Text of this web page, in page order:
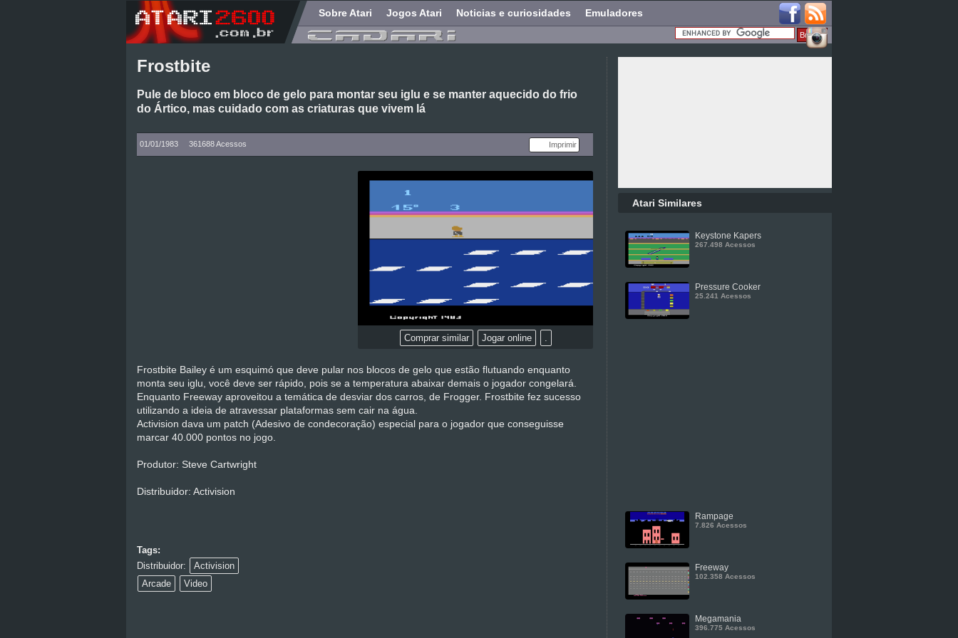
Sobre Atari Jogos Atari Noticias e curiosidades Emuladores
Frostbite
Pule de bloco em bloco de gelo para montar seu iglu e se manter aquecido do frio
do Ártico, mas cuidado com as criaturas que vivem lá
01/01/1983 361688 Acessos Imprimir
Comprar similar Jogar online
Frostbite Bailey é um esquimó que deve pular nos blocos de gelo que estão flutuando enquanto
monta seu iglu, você deve ser rápido, pois se a temperatura abaixar demais o jogador congelará.
Enquanto Freeway aproveitou a temática de desviar dos carros, de Frogger. Frostbite fez sucesso
utilizando a ideia de atravessar plataformas sem cair na água.
Activision dava um patch (Adesivo de condecoração) especial para o jogador que conseguisse
marcar 40.000 pontos no jogo.
Produtor: Steve Cartwright
Distribuidor: Activision
Tags:
Distribuidor:
Activision
Arcade
Video
Atari Similares
Keystone Kapers
267.498 Acessos
Pressure Cooker
25.241 Acessos
Rampage
7.826 Acessos
Freeway
102.358 Acessos
Megamania
396.775 Acessos